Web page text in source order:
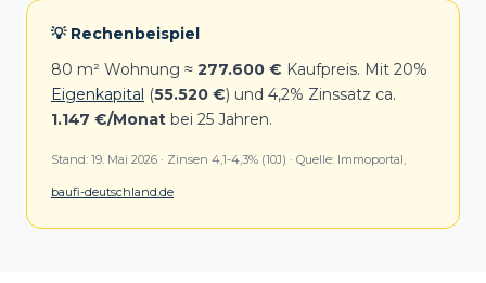
💡 Rechenbeispiel
80 m² Wohnung ≈ 277.600 € Kaufpreis. Mit 20%
Eigenkapital (55.520 €) und 4,2% Zinssatz ca.
1.147 €/Monat bei 25 Jahren.
Stand: 19. Mai 2026 · Zinsen 4,1-4,3% (10J) · Quelle: Immoportal,
baufi-deutschland.de